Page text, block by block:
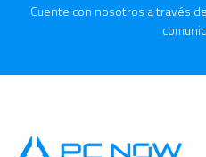
Cuente con nosotros a través